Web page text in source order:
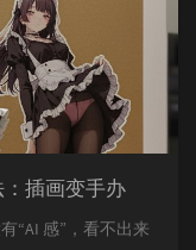
插画变手办
“AI 感”，看不出来